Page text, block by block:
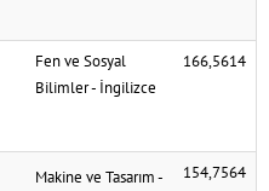
Fen ve Sosyal
Bilimler- İngilizce
166,5614
Makine ve Tasarım-
154,7564